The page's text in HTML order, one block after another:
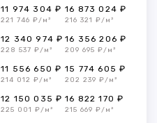
11 974 304 ₽
221 746 ₽/м²
16 873 024 ₽
216 321 ₽/м²
12 340 974 ₽
228 537 ₽/м²
16 356 206 ₽
209 695 ₽/м²
11 556 650 ₽
214 012 ₽/м²
15 774 605 ₽
202 239 ₽/м²
12 150 035 ₽
225 001 ₽/м²
16 822 170 ₽
215 669 ₽/м²